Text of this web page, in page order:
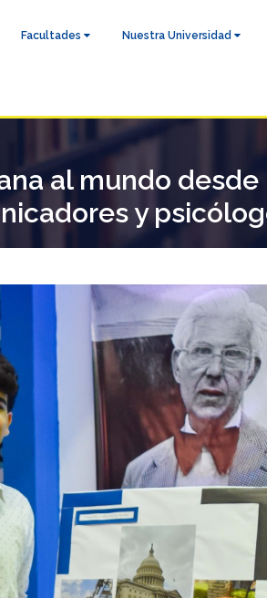
Facultades Nuestra Universidad
al mundo
y